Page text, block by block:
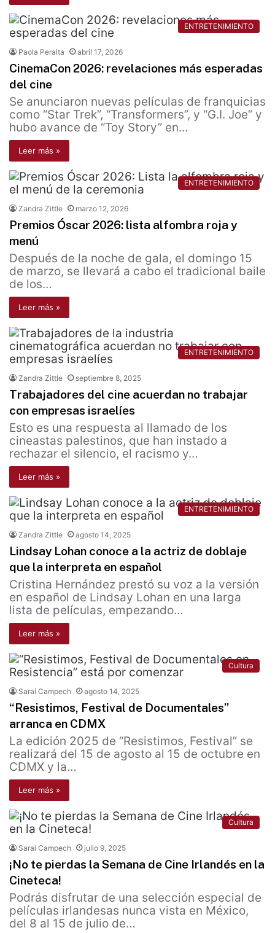
ENTRETENIMIENTO
Paola Peralta abril 17, 2026
CinemaCon 2026: revelaciones más esperadas
del cine
Se anunciaron nuevas películas de franquicias
como “Star Trek”, “Transformers”, y “G.I. Joe” y
hubo avance de “Toy Story” en…
Leer más »
ENTRETENIMIENTO
Zandra Zittle marzo 12, 2026
Premios Óscar 2026: lista alfombra roja y
menú
Después de la noche de gala, el domingo 15
de marzo, se llevará a cabo el tradicional baile
de los…
Leer más »
ENTRETENIMIENTO
Zandra Zittle septiembre 8, 2025
Trabajadores del cine acuerdan no trabajar
con empresas israelíes
Esto es una respuesta al llamado de los
cineastas palestinos, que han instado a
rechazar el silencio, el racismo y…
Leer más »
ENTRETENIMIENTO
Zandra Zittle agosto 14, 2025
Lindsay Lohan conoce a la actriz de doblaje
que la interpreta en español
Cristina Hernández prestó su voz a la versión
en español de Lindsay Lohan en una larga
lista de películas, empezando…
Leer más »
Cultura
Saraí Campech agosto 14, 2025
“Resistimos, Festival de Documentales”
arranca en CDMX
La edición 2025 de “Resistimos, Festival” se
realizará del 15 de agosto al 15 de octubre en
CDMX y la…
Leer más »
Cultura
Saraí Campech julio 9, 2025
¡No te pierdas la Semana de Cine Irlandés en la
Cineteca!
Podrás disfrutar de una selección especial de
películas irlandesas nunca vista en México,
del 8 al 15 de julio de…